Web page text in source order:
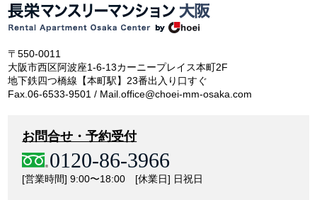
〒550-0011
大阪市西区阿波座1-6-13カーニープレイス本町2F
地下鉄四つ橋線【本町駅】23番出入り口すぐ
Fax.06-6533-9501 / Mail.office@choei-mm-osaka.com
お問合せ・予約受付
0120-86-3966
[営業時間] 9:00〜18:00 [休業日] 日祝日